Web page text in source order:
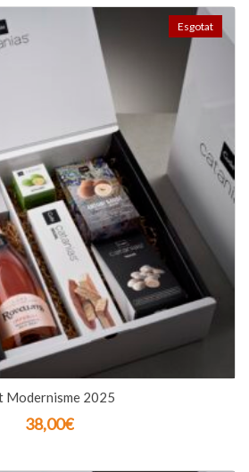
Modernisme 2025
38,00€
Esgotat